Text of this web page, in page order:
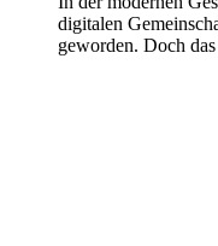
digitalen
geworden. Doch